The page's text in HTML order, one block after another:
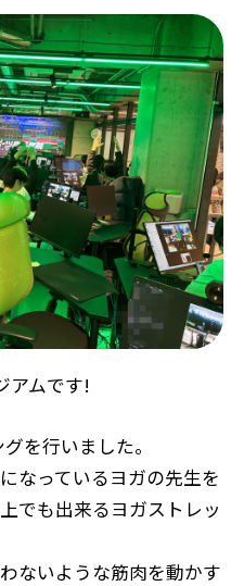
アムです!
を行いました。
なっているヨガの先生を
でも出来るヨガストレッ
ないような筋肉を動かす